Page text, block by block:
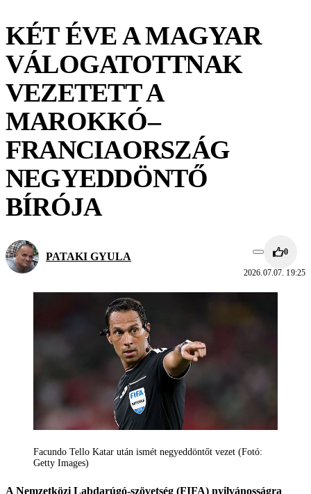
KÉT ÉVE A MAGYAR
VÁLOGATOTTNAK
VEZETETT A
MAROKKÓ–
FRANCIAORSZÁG
NEGYEDDÖNTŐ
BÍRÓJA
PATAKI GYULA 0
2026.07.07. 19:25
Facundo Tello Katar után ismét negyeddöntőt vezet (Fotó:
Getty Images)
A Nemzetközi Labdarúgó-szövetség (FIFA) nyilvánosságra